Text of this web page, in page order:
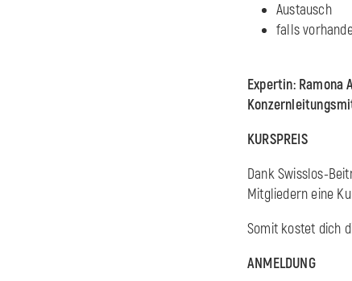
Austausch
falls
Expertin: Ramona
KURSPREIS
Dank Swisslos-
Mitgliedern eine
Somit kostet dich
ANMELDUNG